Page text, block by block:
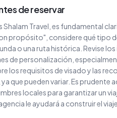
de reservar
Shalam Travel, es fundamental
propósito", considere qué tipo
o una ruta histórica. Revise
de personalización,
los requisitos de visado y las
que pueden variar. Es prudente
locales para garantizar un
le ayudará a construir el